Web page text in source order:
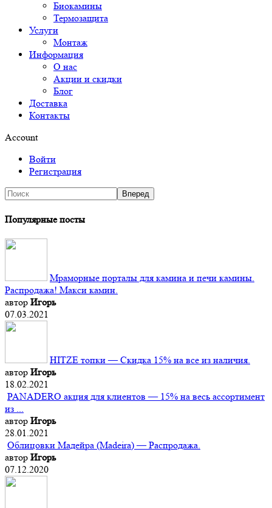
Биокамины
Термозащита
Услуги
Монтаж
Информация
О нас
Акции и скидки
Блог
Доставка
Контакты
Account
Войти
Регистрация
Популярные посты
Мраморные порталы для камина и печи камины.
Распродажа! Макси камин.
автор Игорь
07.03.2021
HITZE топки — Скидка 15% на все из наличия.
автор Игорь
18.02.2021
PANADERO акция для клиентов — 15% на весь ассортимент
из ...
автор Игорь
28.01.2021
Облицовки Мадейра (Мadeira) — Распродажа.
автор Игорь
07.12.2020